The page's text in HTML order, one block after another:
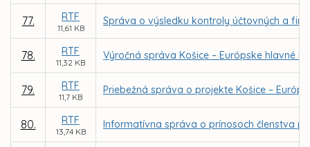
77. RTF
11,61 KB
Správa o výsledku kontroly účtovných a
78. RTF
11,32 KB
Výročná správa Košice – Európske hlavné
79. RTF
11,7 KB
Priebežná správa o projekte Košice –
80. RTF
13,74 KB
Informatívna správa o prínosoch členstva